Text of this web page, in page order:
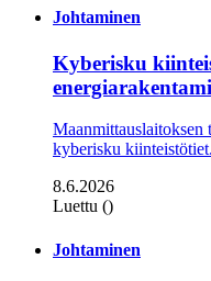
Johtaminen
Kyberisku
Maanmittauslaitoksen
kyberisku
8.6.2026
Luettu ()
Johtaminen